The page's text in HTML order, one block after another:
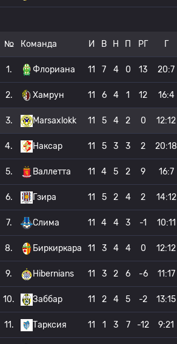
№ Команда И В Н П РГ Г
1. Флориана 11 7 4 0 13 20:7
2. Хамрун 11 6 4 1 12 16:4
3. Marsaxlokk 11 5 4 2 0 12:12
4. Наксар 11 5 3 3 2 20:18
5. Валлетта 11 4 5 2 9 16:7
6. Гзира 11 5 2 4 2 14:12
7. Слима 11 4 4 3 -1 10:11
8. Биркиркара 11 3 4 4 0 12:12
9. Hibernians 11 3 2 6 -6 11:17
10. Заббар 11 2 4 5 -2 13:15
11. Тарксия 11 1 3 7 -12 9:21